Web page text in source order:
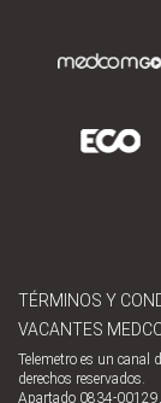
TÉRMINOS Y
VACANTES
Telemetro es un
derechos reservados.
Apartado 0834-